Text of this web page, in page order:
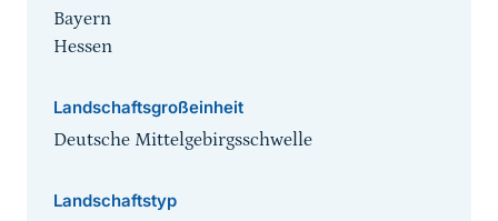
Bayern
Hessen
Landschaftsgroßeinheit
Deutsche Mittelgebirgsschwelle
Landschaftstyp